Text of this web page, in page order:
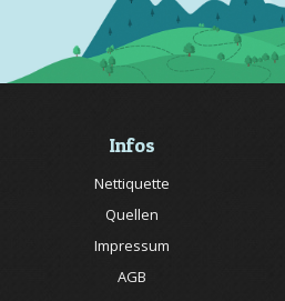
Infos
Nettiquette
Quellen
Impressum
AGB